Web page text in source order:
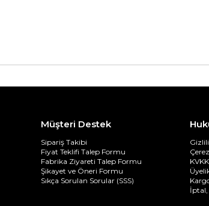
Müşteri Destek
Sipariş Takibi
Fiyat Teklifi Talep Formu
Fabrika Ziyareti Talep Formu
Şikayet ve Öneri Formu
Sıkça Sorulan Sorular (SSS)
İptal,